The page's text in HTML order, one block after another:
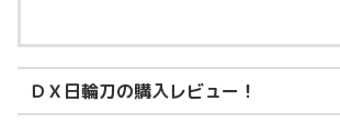
ＤＸ日輪刀の購入レビュー！